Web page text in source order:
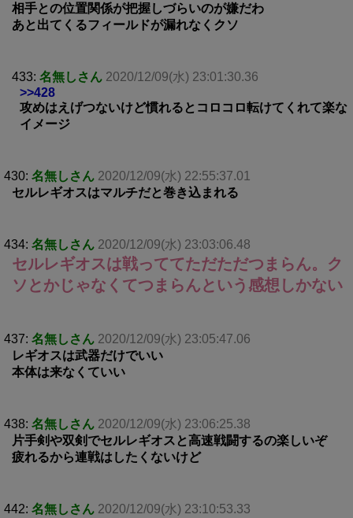
相手との位置関係が把握しづらいのが嫌だわ
あと出てくるフィールドが漏れなくクソ
433: 名無しさん 2020/12/09(水) 23:01:30.36
>>428
攻めはえげつないけど慣れるとコロコロ転けてくれて楽な
イメージ
430: 名無しさん 2020/12/09(水) 22:55:37.01
セルレギオスはマルチだと巻き込まれる
434: 名無しさん 2020/12/09(水) 23:03:06.48
セルレギオスは戦っててただただつまらん。ク
ソとかじゃなくてつまらんという感想しかない
437: 名無しさん 2020/12/09(水) 23:05:47.06
レギオスは武器だけでいい
本体は来なくていい
438: 名無しさん 2020/12/09(水) 23:06:25.38
片手剣や双剣でセルレギオスと高速戦闘するの楽しいぞ
疲れるから連戦はしたくないけど
442: 名無しさん 2020/12/09(水) 23:10:53.33